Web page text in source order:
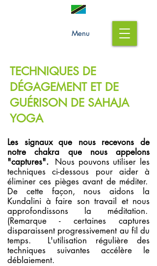
Menu
TECHNIQUES DE
DÉGAGEMENT ET DE
GUÉRISON DE SAHAJA
YOGA
Les signaux que nous recevons de
notre chakra que nous appelons
"captures".
Nous pouvons utiliser les
techniques ci-dessous pour aider à
éliminer ces pièges avant de méditer.
De cette façon, nous aidons la
Kundalini à faire son travail et nous
approfondissons la méditation.
(Remarque - certaines captures
disparaissent progressivement au fil du
temps.
L'utilisation régulière des
techniques suivantes accélère le
déblaiement.